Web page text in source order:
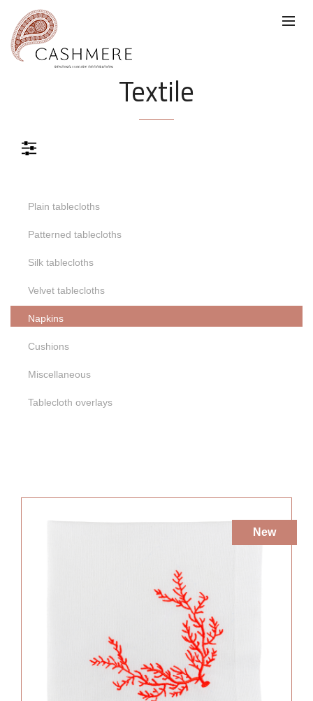
Textile
Gris Azul
Dorado Negro
Plateado
Morado
Plain tablecloths
Patterned tablecloths
Silk tablecloths
Velvet tablecloths
Napkins
Cushions
Miscellaneous
Tablecloth overlays
New